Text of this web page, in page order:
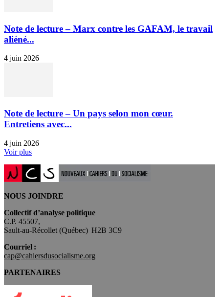
Note de lecture – Marx contre les GAFAM, le travail
aliéné...
4 juin 2026
Note de lecture – Un pays selon mon cœur.
Entretiens avec...
4 juin 2026
Voir plus
NOUS JOINDRE
Collectif d’analyse politique
C.P. 45507,
Sault-au-Récollet (Québec) H2B 3C9
Courriel :
cap@cahiersdusocialisme.org
PARTENAIRES